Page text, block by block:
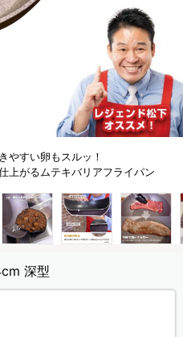
やすい卵もスルッ！
上がるムテキバリアフライパン
深型